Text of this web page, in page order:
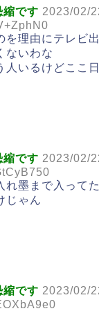
縮です 2023/02/
を理由にテレビ
ないわな
人いるけどここ
縮です 2023/02/
れ墨まで入って
じゃん
縮です 2023/02/